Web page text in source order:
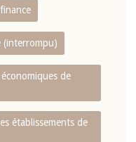
(interrompu)
de
établissements de